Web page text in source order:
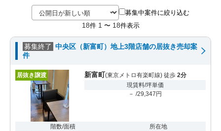
募集中案件に絞り込む
18件 1 〜 18件表示
募集終了 中央区（新富町）地上3階店舗の居抜き売却案
件
居抜き譲渡 新富町(東京メトロ有楽町線) 徒歩 2分
現賃料/坪単価
－ /29,347円
階数/面積
所在地